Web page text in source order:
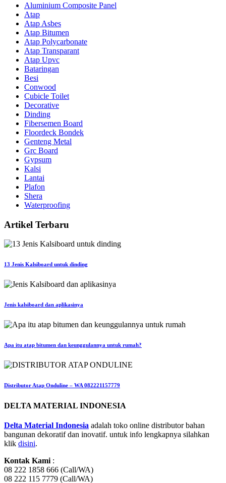
Aluminium Composite Panel
Atap
Atap Asbes
Atap Bitumen
Atap Polycarbonate
Atap Transparant
Atap Upvc
Bataringan
Besi
Conwood
Cubicle Toilet
Decorative
Dinding
Fibersemen Board
Floordeck Bondek
Genteng Metal
Grc Board
Gypsum
Kalsi
Lantai
Plafon
Shera
Waterproofing
Artikel Terbaru
13 Jenis Kalsiboard untuk dinding
Jenis kalsiboard dan aplikasinya
Apa itu atap bitumen dan keunggulannya untuk rumah?
Distributor Atap Onduline – WA 082221157779
DELTA MATERIAL INDONESIA
Delta Material Indonesia adalah toko online distributor bahan
bangunan dekoratif dan inovatif. untuk info lengkapnya silahkan
klik disini.
Kontak Kami :
08 222 1858 666 (Call/WA)
08 222 115 7779 (Call/WA)